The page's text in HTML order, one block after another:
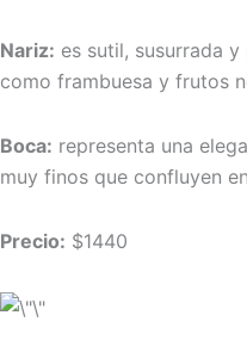
Nariz: es sutil, susurrada
como frambuesa y frutos
Boca: representa una
muy finos que confluyen
Precio: $1440